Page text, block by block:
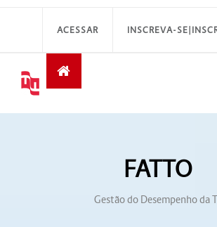
INSCREVA-
ACESSAR
FATTO
Gestão do Desempenho da